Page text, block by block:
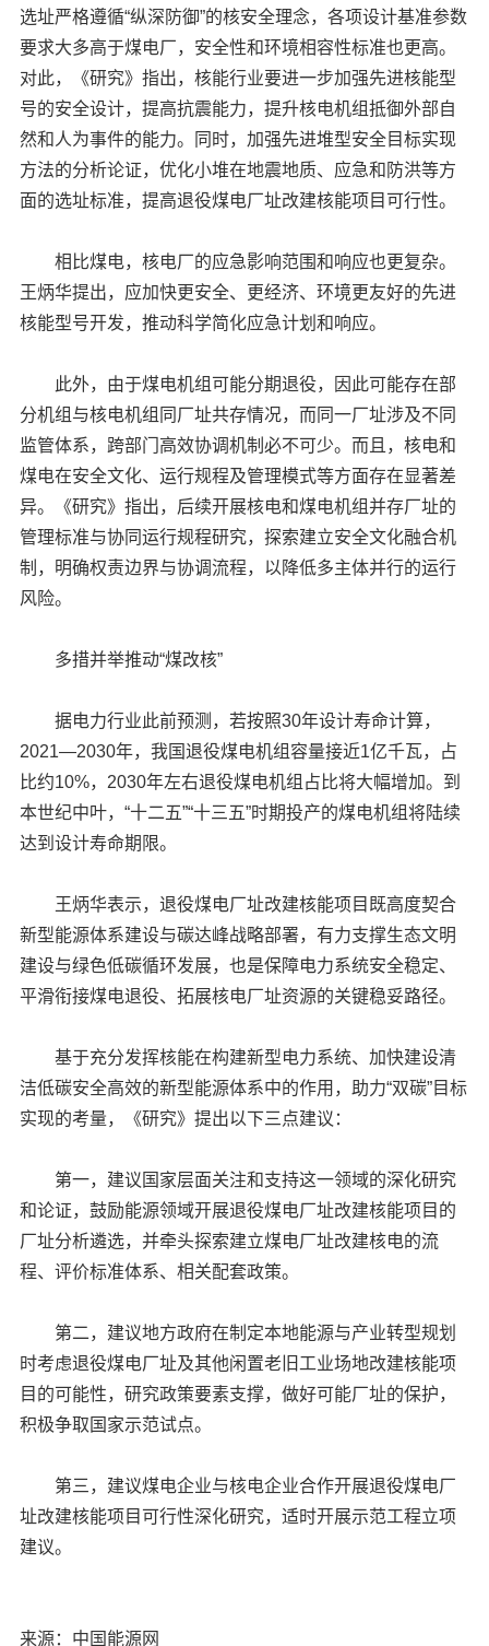
选址严格遵循“纵深防御”的核安全理念，各项设计基准参数
要求大多高于煤电厂，安全性和环境相容性标准也更高。
对此，《研究》指出，核能行业要进一步加强先进核能型
号的安全设计，提高抗震能力，提升核电机组抵御外部自
然和人为事件的能力。同时，加强先进堆型安全目标实现
方法的分析论证，优化小堆在地震地质、应急和防洪等方
面的选址标准，提高退役煤电厂址改建核能项目可行性。
相比煤电，核电厂的应急影响范围和响应也更复杂。
王炳华提出，应加快更安全、更经济、环境更友好的先进
核能型号开发，推动科学简化应急计划和响应。
此外，由于煤电机组可能分期退役，因此可能存在部
分机组与核电机组同厂址共存情况，而同一厂址涉及不同
监管体系，跨部门高效协调机制必不可少。而且，核电和
煤电在安全文化、运行规程及管理模式等方面存在显著差
异。《研究》指出，后续开展核电和煤电机组并存厂址的
管理标准与协同运行规程研究，探索建立安全文化融合机
制，明确权责边界与协调流程，以降低多主体并行的运行
风险。
多措并举推动“煤改核”
据电力行业此前预测，若按照30年设计寿命计算，
2021—2030年，我国退役煤电机组容量接近1亿千瓦，占
比约10%，2030年左右退役煤电机组占比将大幅增加。到
本世纪中叶，“十二五”“十三五”时期投产的煤电机组将陆续
达到设计寿命期限。
王炳华表示，退役煤电厂址改建核能项目既高度契合
新型能源体系建设与碳达峰战略部署，有力支撑生态文明
建设与绿色低碳循环发展，也是保障电力系统安全稳定、
平滑衔接煤电退役、拓展核电厂址资源的关键稳妥路径。
基于充分发挥核能在构建新型电力系统、加快建设清
洁低碳安全高效的新型能源体系中的作用，助力“双碳”目标
实现的考量，《研究》提出以下三点建议：
第一，建议国家层面关注和支持这一领域的深化研究
和论证，鼓励能源领域开展退役煤电厂址改建核能项目的
厂址分析遴选，并牵头探索建立煤电厂址改建核电的流
程、评价标准体系、相关配套政策。
第二，建议地方政府在制定本地能源与产业转型规划
时考虑退役煤电厂址及其他闲置老旧工业场地改建核能项
目的可能性，研究政策要素支撑，做好可能厂址的保护，
积极争取国家示范试点。
第三，建议煤电企业与核电企业合作开展退役煤电厂
址改建核能项目可行性深化研究，适时开展示范工程立项
建议。
来源：中国能源网